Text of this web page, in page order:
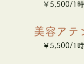
￥5,500/1
美容アテ
￥5,500/1